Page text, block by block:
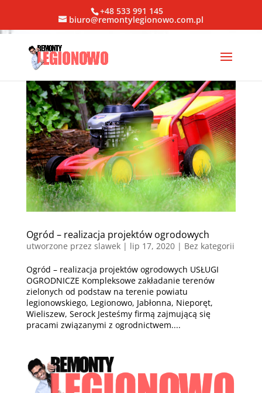
+48 533 991 145
biuro@remontylegionowo.com.pl
Ogród – realizacja projektów ogrodowych
utworzone przez slawek| lip 17, 2020| Bez kategorii
Ogród – realizacja projektów ogrodowych USŁUGI
OGRODNICZE Kompleksowe zakładanie terenów
zielonych od podstaw na terenie powiatu
legionowskiego, Legionowo, Jabłonna, Nieporęt,
Wieliszew, Serock Jesteśmy firmą zajmującą się
pracami związanymi z ogrodnictwem....